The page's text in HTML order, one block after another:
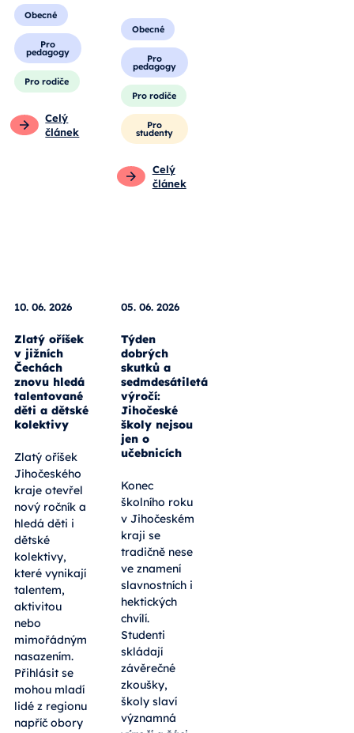
Obecné
Pro
pedagogy
Pro rodiče
Celý
článek
Obecné
Pro
pedagogy
Pro rodiče
Pro
studenty
Celý
článek
10. 06. 2026
Zlatý oříšek
v jižních
Čechách
znovu hledá
talentované
děti a dětské
kolektivy
Zlatý oříšek
Jihočeského
kraje otevřel
nový ročník a
hledá děti i
dětské
kolektivy,
které vynikají
talentem,
aktivitou
nebo
mimořádným
nasazením.
Přihlásit se
mohou mladí
lidé z regionu
napříč obory
05. 06. 2026
Týden
dobrých
skutků a
sedmdesátiletá
výročí:
Jihočeské
školy nejsou
jen o
učebnicích
Konec
školního roku
v Jihočeském
kraji se
tradičně nese
ve znamení
slavnostních i
hektických
chvílí.
Studenti
skládají
závěrečné
zkoušky,
školy slaví
významná